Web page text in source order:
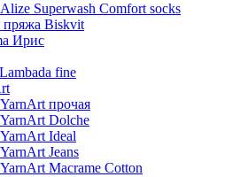
Superwash Comfort socks
пряжа Biskvit
Ирис
fine
прочая
Dolche
Ideal
Jeans
Macrame Cotton